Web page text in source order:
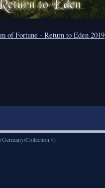
of Fortune - Return to Eden 2019
(Germany/Collection /t)